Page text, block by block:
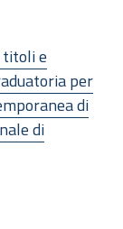
titoli e
per
di
di